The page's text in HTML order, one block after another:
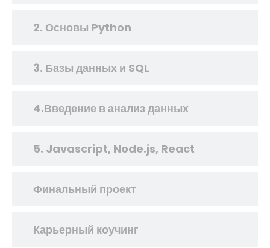
2. Основы Python
3. Базы данных и SQL
4.Введение в анализ данных
5. Javascript, Node.js, React
Финальный проект
Карьерный коучинг